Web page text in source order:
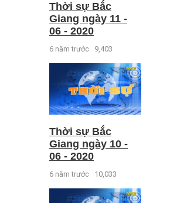
Thời sự Bắc
Giang ngày 11 -
06 - 2020
6 năm trước 9,403
Thời sự Bắc
Giang ngày 10 -
06 - 2020
6 năm trước 10,033